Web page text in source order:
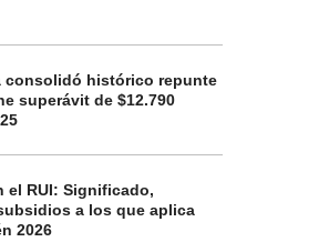
consolidó histórico repunte
superávit de $12.790
el RUI: Significado,
a los que aplica
2026